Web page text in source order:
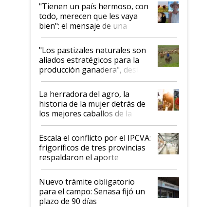
"Tienen un país hermoso, con
todo, merecen que les vaya
bien": el mensaje de una
ganadera uruguaya sobre las
oportunidades que se abren
para el agro en Argentina, con
foco en la carne
"Los pastizales naturales son
aliados estratégicos para la
producción ganadera", destaca
la iniciativa que ya reúne a 46
establecimientos en Argentina
La herradora del agro, la
historia de la mujer detrás de
los mejores caballos de la
Argentina y los mitos que
todavía hacen sufrir a estos
animales: "Mientras me
descalificaban, yo seguí
haciendo currículum"
Escala el conflicto por el IPCVA:
frigoríficos de tres provincias
respaldaron el aporte
obligatorio
Nuevo trámite obligatorio
para el campo: Senasa fijó un
plazo de 90 días